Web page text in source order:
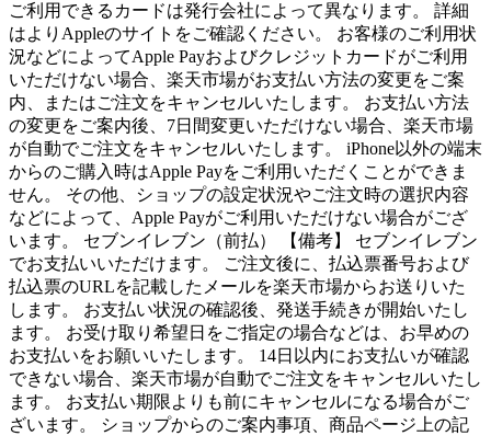
ご利用できるカードは発行会社によって異なります。 詳細
はよりAppleのサイトをご確認ください。 お客様のご利用状
況などによってApple Payおよびクレジットカードがご利用
いただけない場合、楽天市場がお支払い方法の変更をご案
内、またはご注文をキャンセルいたします。 お支払い方法
の変更をご案内後、7日間変更いただけない場合、楽天市場
が自動でご注文をキャンセルいたします。 iPhone以外の端末
からのご購入時はApple Payをご利用いただくことができま
せん。 その他、ショップの設定状況やご注文時の選択内容
などによって、Apple Payがご利用いただけない場合がござ
います。 セブンイレブン（前払） 【備考】 セブンイレブン
でお支払いいただけます。 ご注文後に、払込票番号および
払込票のURLを記載したメールを楽天市場からお送りいた
します。 お支払い状況の確認後、発送手続きが開始いたし
ます。 お受け取り希望日をご指定の場合などは、お早めの
お支払いをお願いいたします。 14日以内にお支払いが確認
できない場合、楽天市場が自動でご注文をキャンセルいたし
ます。 お支払い期限よりも前にキャンセルになる場合がご
ざいます。 ショップからのご案内事項、商品ページ上の記